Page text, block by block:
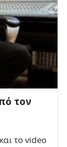
τον
το video